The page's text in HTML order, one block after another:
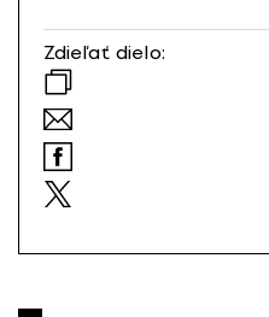
Zdieľať dielo: